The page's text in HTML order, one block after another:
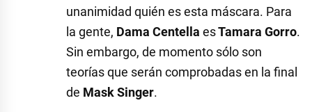
unanimidad quién es esta máscara. Para
la gente, Dama Centella esTamara Gorro.
Sin embargo, de momento sólo son
teorías que serán comprobadas en la final
de Mask Singer.